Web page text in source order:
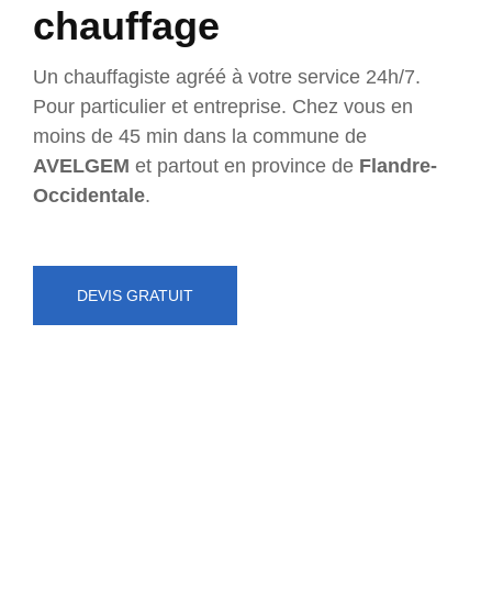
chauffage
Un chauffagiste agréé à votre service 24h/7.
Pour particulier et entreprise. Chez vous en
moins de 45 min dans la commune de
AVELGEM et partout en province de Flandre-
Occidentale.
DEVIS GRATUIT